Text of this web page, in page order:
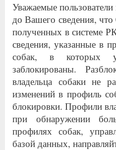
Уважаемые
до Вашего сведения, что
полученных в системе
сведения, указанные в
собак, в которых
заблокированы.
владельца собаки не
изменений в профиль
блокировки. Профили
при обнаружении
профилях собак,
базой данных,